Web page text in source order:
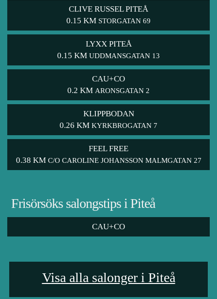
CLIVE RUSSEL PITEÅ
0.15 KM STORGATAN 69
LYXX PITEÅ
0.15 KM UDDMANSGATAN 13
CAU+CO
0.2 KM ARONSGATAN 2
KLIPPBODAN
0.26 KM KYRKBROGATAN 7
FEEL FREE
0.38 KM C/O CAROLINE JOHANSSON MALMGATAN 27
Frisörsöks salongstips i Piteå
CAU+CO
Visa alla salonger i Piteå